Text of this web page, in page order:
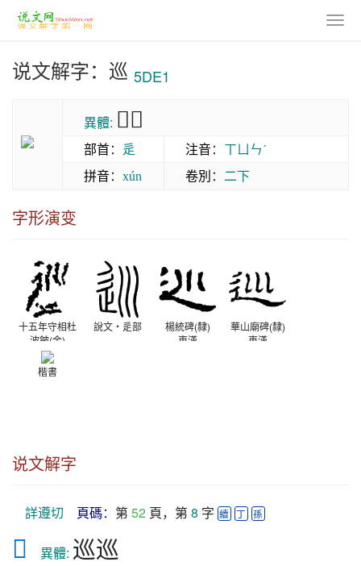
说文解字：巡 5DE1
異體: 𡿽巡
部首： 辵 注音： ㄒㄩㄣˊ
拼音： xún 卷別： 二下
字形演变
十五年守相杜
波鈹(金)
戰國晚期
說文‧辵部
楊統碑(隸)
東漢
華山廟碑(隸)
東漢
楷書
说文解字
詳遵切 頁碼：第 52 頁，第 8 字 續 丁 孫
𡿽 異體: 巡巡